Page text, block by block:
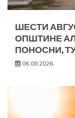
ШЕСТИ
ОПШТИНЕ
ПОНОСНИ,
06.08.2026.